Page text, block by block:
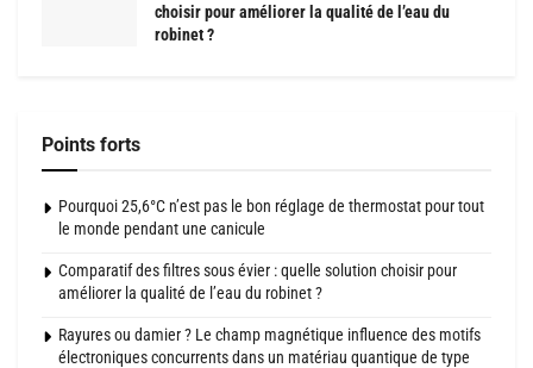
choisir pour améliorer la qualité de l’eau du
robinet ?
Points forts
Pourquoi 25,6°C n’est pas le bon réglage de thermostat pour tout
le monde pendant une canicule
Comparatif des filtres sous évier : quelle solution choisir pour
améliorer la qualité de l’eau du robinet ?
Rayures ou damier ? Le champ magnétique influence des motifs
électroniques concurrents dans un matériau quantique de type